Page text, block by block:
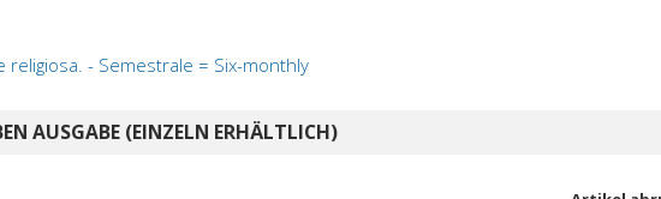
religiosa. - Semestrale = Six-monthly
AUSGABE (EINZELN ERHÄLTLICH)